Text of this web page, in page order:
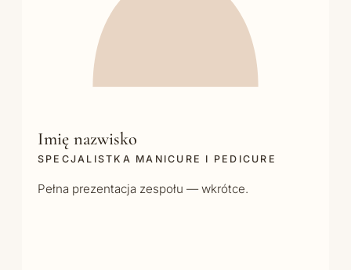
Imię nazwisko
SPECJALISTKA MANICURE I PEDICURE
Pełna prezentacja zespołu — wkrótce.